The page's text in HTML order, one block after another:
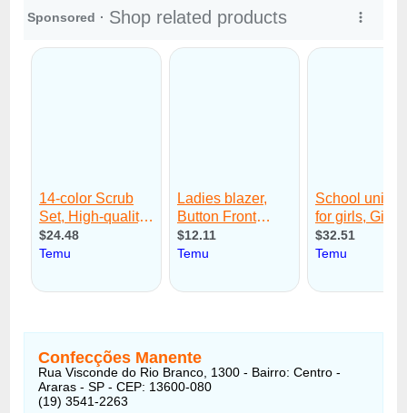
Confecções Manente
Rua Visconde do Rio Branco, 1300 - Bairro: Centro -
Araras - SP - CEP: 13600-080
(19) 3541-2263